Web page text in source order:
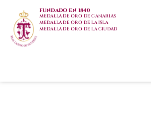
FUNDADO EN 1840
MEDALLA DE ORO DE CANARIAS
MEDALLA DE ORO DE LA ISLA
MEDALLA DE ORO DE LA CIUDAD